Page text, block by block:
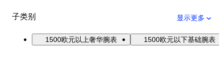
子类别 显示更多
1500欧元以上奢华腕表 1500欧元以下基础腕表